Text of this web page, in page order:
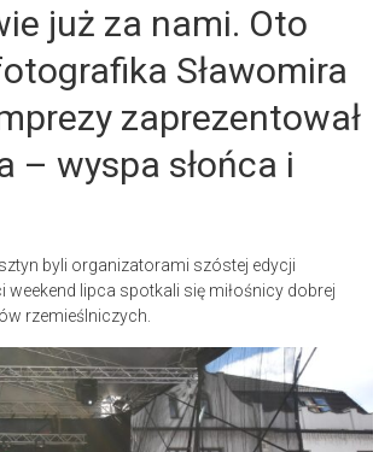
już za nami. Oto
Sławomira
zaprezentował
– wyspa słońca i
byli organizatorami szóstej edycji
lipca spotkali się miłośnicy dobrej
rzemieślniczych.